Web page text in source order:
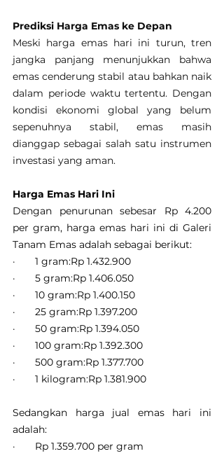
Prediksi Harga Emas ke Depan
Meski harga emas hari ini turun, tren
jangka panjang menunjukkan bahwa
emas cenderung stabil atau bahkan naik
dalam periode waktu tertentu. Dengan
kondisi ekonomi global yang belum
sepenuhnya stabil, emas masih
dianggap sebagai salah satu instrumen
investasi yang aman.
Harga Emas Hari Ini
Dengan penurunan sebesar Rp 4.200
per gram, harga emas hari ini di Galeri
Tanam Emas adalah sebagai berikut:
·       1 gram:Rp 1.432.900
·       5 gram:Rp 1.406.050
·       10 gram:Rp 1.400.150
·       25 gram:Rp 1.397.200
·       50 gram:Rp 1.394.050
·       100 gram:Rp 1.392.300
·       500 gram:Rp 1.377.700
·       1 kilogram:Rp 1.381.900
Sedangkan harga jual emas hari ini
adalah:
·       Rp 1.359.700 per gram